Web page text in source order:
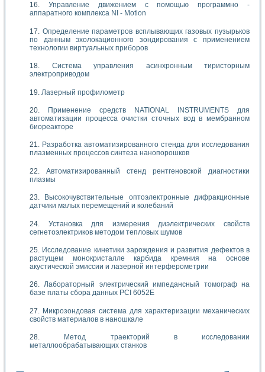
Управление движением с помощью программно -
аппаратного комплекса NI - Motion
Определение параметров всплывающих газовых пузырьков
по данным эхолокационного зондирования с применением
технологии виртуальных приборов
Система управления асинхронным тиристорным
электроприводом
Лазерный профилометр
Применение средств NATIONAL INSTRUMENTS для
автоматизации процесса очистки сточных вод в мембранном
биореакторе
Разработка автоматизированного стенда для исследования
плазменных процессов синтеза нанопорошков
Автоматизированный стенд рентгеновской диагностики
плазмы
Высокочувствительные оптоэлектронные дифракционные
датчики малых перемещений и колебаний
Установка для измерения диэлектрических свойств
сегнетоэлектриков методом тепловых шумов
Исследование кинетики зарождения и развития дефектов в
растущем монокристалле карбида кремния на основе
акустической эмиссии и лазерной интерферометрии
Лабораторный электрический импедансный томограф на
базе платы сбора данных PCI 6052E
Микрозондовая система для характеризации механических
свойств материалов в наношкале
Метод траекторий в исследовании
металлообрабатывающих станков